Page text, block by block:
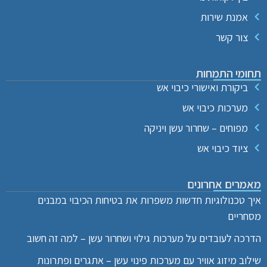
אמנת שירות
צור קשר
תחומי התמחות
ביקורת ואישורי כיבוי אש
מערכות כיבוי אש
מפוחים – שחרור עשן ויניקה
ציוד כיבוי אש
מאמרים אחרונים
איך טכנולוגיות חדשות משפרות את בטיחות הכיבוי במבנים
מסחריים
הדרכה לעובדים על מערכות גילוי ושחרור עשן – למה זה חשוב
שילוב מיזוג אוויר עם מערכות פינוי עשן – אתגרים ופתרונות